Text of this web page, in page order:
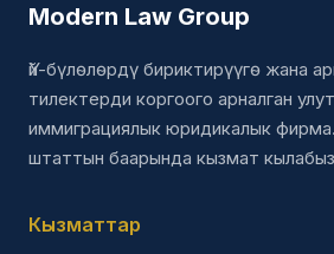
Modern Law Group
Үй-бүлөлөрдү бириктирүүгө жана
тилектерди коргоого арналган
иммиграциялык юридикалык
штаттын баарында кызмат
Кызматтар